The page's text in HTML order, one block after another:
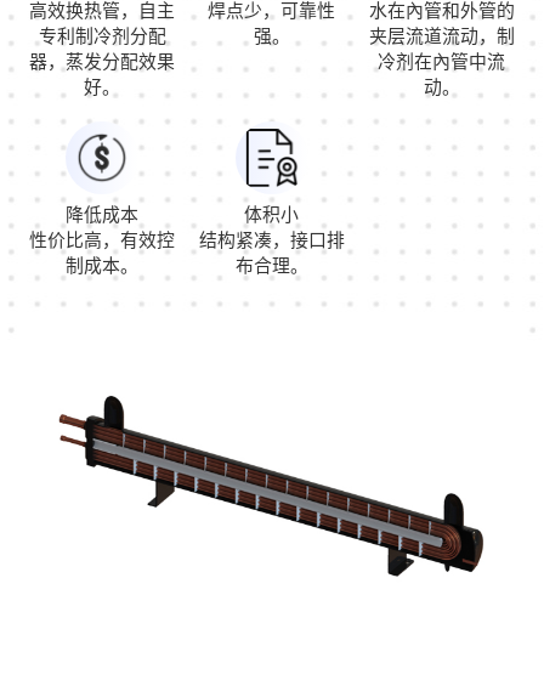
高效换热管，自主
专利制冷剂分配
器，蒸发分配效果
好。
焊点少，可靠性
强。
水在內管和外管的
夹层流道流动，制
冷剂在內管中流
动。
降低成本
性价比高，有效控
制成本。
体积小
结构紧凑，接口排
布合理。